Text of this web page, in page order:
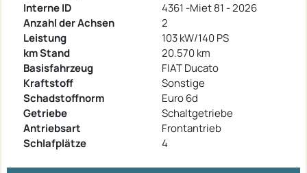
Interne ID
4361 -Miet 81 - 2026
Anzahl der Achsen
2
Leistung
103 kW/140 PS
km Stand
20.570 km
Basisfahrzeug
FIAT Ducato
Kraftstoff
Sonstige
Schadstoffnorm
Euro 6d
Getriebe
Schaltgetriebe
Antriebsart
Frontantrieb
Schlafplätze
4